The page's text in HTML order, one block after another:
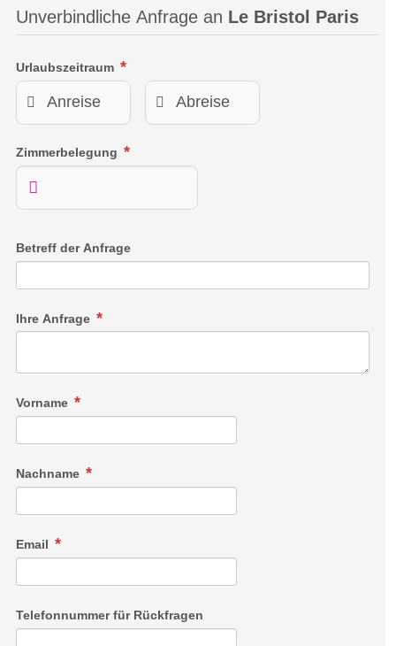
Unverbindliche Anfrage an Le Bristol Paris
Urlaubszeitraum
Zimmerbelegung
Betreff der Anfrage
Ihre Anfrage
Vorname
Nachname
Email
Telefonnummer für Rückfragen